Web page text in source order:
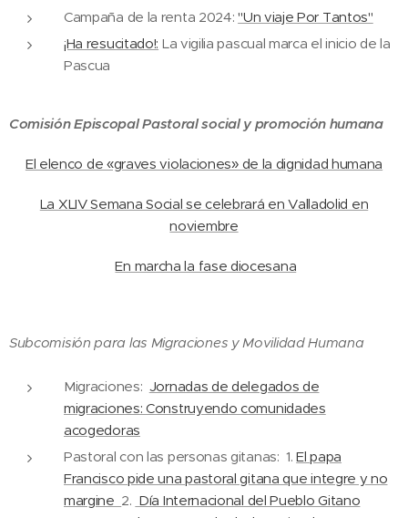
Campaña de la renta 2024:"Un viaje Por Tantos"
¡Ha resucitado!: La vigilia pascual marca el inicio de la
Pascua
Comisión Episcopal Pastoral social y promoción humana
El elenco de «graves violaciones» de la dignidad humana
La XLIV Semana Social se celebrará en Valladolid en
noviembre
En marcha la fase diocesana
Subcomisión para las Migraciones y Movilidad Humana
Migraciones: Jornadas de delegados de
migraciones: Construyendo comunidades
acogedoras
Pastoral con las personas gitanas: 1.El papa
Francisco pide una pastoral gitana que integre y no
margine 2. Día Internacional del Pueblo Gitano